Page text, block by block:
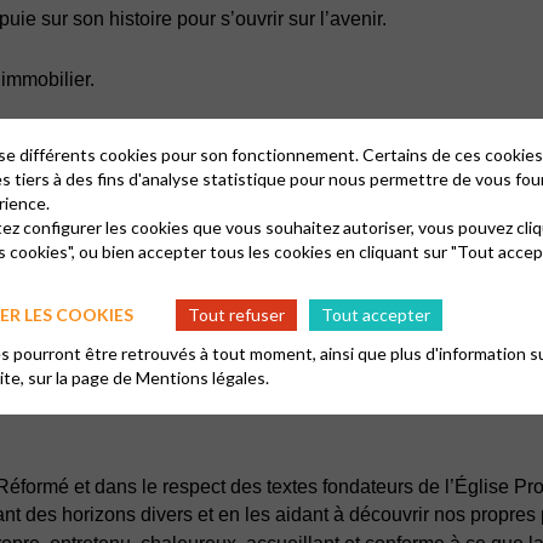
sur son histoire pour s’ouvrir sur l’avenir.
Réformée de France, nous recherchons un
biblique, atelier théologique…), la formation à la
personnelle, avec l’aide du pasteur et d’intervenants
qui s’engagent, tout en nous assurant des
l’accueil, l’aide et l’approfondissement des relations de
Tamoule et Malgache avec qui nous partageons
et dans le respect des textes fondateurs de l’Église
des horizons divers et en les aidant à découvrir nos propres
différents cookies pour son fonctionnement. Certains de ces
tiers à des fins d'analyse statistique pour nous permettre de vous
configurer les cookies que vous souhaitez autoriser, vous pouvez
cookies", ou bien accepter tous les cookies en cliquant sur "Tout
LES COOKIES
Tout refuser
Tout accepter
pourront être retrouvés à tout moment, ainsi que plus d'information
sur la page deMentions légales.